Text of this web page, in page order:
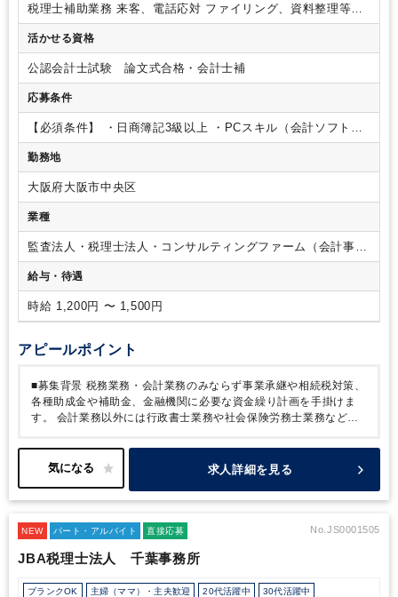
税理士補助業務 来客、電話応対 ファイリング、資料整理等
【具体的には】・税理士補助業務一般(法人税、所得税、消費
税、資産税等の税務申告書作成補助等)
預金帳簿等を預かり仕訳入力し、PL(損益計算書)・BS(貸借対
照表)を作成
お任せいたします。 【顧客訪問業務】・巡回監査・決算業務
・月次報告 ■組織構成・全従業員 16名 ∟女性 10名∟パー
ト 4名
活かせる資格
公認会計士試験 論文式合格・会計士補
応募条件
【必須条件】 ・日商簿記3級以上 ・PCスキル（会計ソフト、
ワード、エクセル、インターネット、メール） 【歓迎条件】
・会計事務所での勤務経験2年以上
勤務地
大阪府大阪市中央区
業種
監査法人・税理士法人・コンサルティングファーム（会計事務
所）
給与・待遇
時給 1,200円 〜 1,500円
アピールポイント
■募集背景 税務業務・会計業務のみならず事業承継や相続税対策、
各種助成金や補助金、金融機関に必要な資金繰り計画を手掛けま
す。
会計業務以外には行政書士業務や社会保険労務士業務など幅
バイスをモットーにしている事務所です。今回は事業拡大・組織
強化のための増員募集です。
■事務所の特徴・先代から通算すれ
流することができ、高度な知見と人脈の幅が広がります。・任さ
揮できる環境があります。・社会保険労務士事務所、行政書士事
また、弁護士、司法書士、経営コンサルティング会社などと提携
求人詳細を見る
NEW パート・アルバイト 直接応募 No.JS0001505
JBA税理士法人 千葉事務所
ブランクOK 主婦（ママ）・主夫歓迎 20代活躍中 30代活躍中